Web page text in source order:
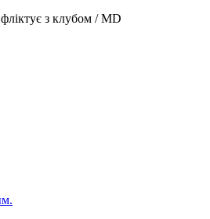
з клубом / MD